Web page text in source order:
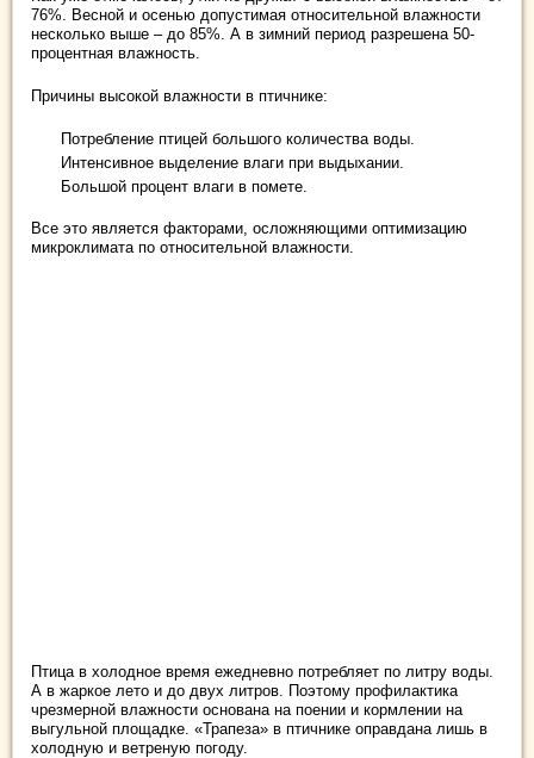
76%. Весной и осенью допустимая относительной влажности
несколько выше – до 85%. А в зимний период разрешена 50-
процентная влажность.
Причины высокой влажности в птичнике:
Потребление птицей большого количества воды.
Интенсивное выделение влаги при выдыхании.
Большой процент влаги в помете.
Все это является факторами, осложняющими оптимизацию
микроклимата по относительной влажности.
Птица в холодное время ежедневно потребляет по литру воды.
А в жаркое лето и до двух литров. Поэтому профилактика
чрезмерной влажности основана на поении и кормлении на
выгульной площадке. «Трапеза» в птичнике оправдана лишь в
холодную и ветреную погоду.